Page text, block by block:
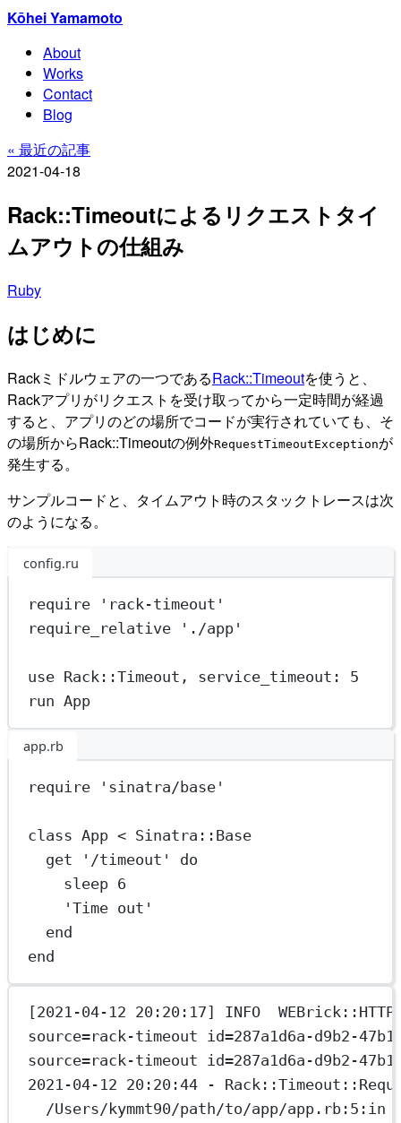
Kōhei Yamamoto
About
Works
Contact
Blog
« 最近の記事
2021-04-18
Rack::Timeoutによるリクエストタイ
ムアウトの仕組み
Ruby
はじめに
Rackミドルウェアの一つであるRack::Timeoutを使うと、
Rackアプリがリクエストを受け取ってから一定時間が経過
すると、アプリのどの場所でコードが実行されていても、そ
の場所からRack::Timeoutの例外RequestTimeoutExceptionが
発生する。
サンプルコードと、タイムアウト時のスタックトレースは次
のようになる。
config.ru
require
'rack-timeout'
require_relative
'./app'
use Rack ::Timeout , service_timeout:
5
run App
app.rb
require 'sinatra/base'
class App < Sinatra::Base
get
'/timeout'
do
sleep 6
'Time out'
end
end
[2021-04-12 20:20:17] INFO
source=rack-timeout id=287a1d6a-d9b2-
source=rack-timeout id=287a1d6a-d9b2-
2021-04-12 20:20:44 -
/Users/kymmt90/path/to/app/app.rb:5:in